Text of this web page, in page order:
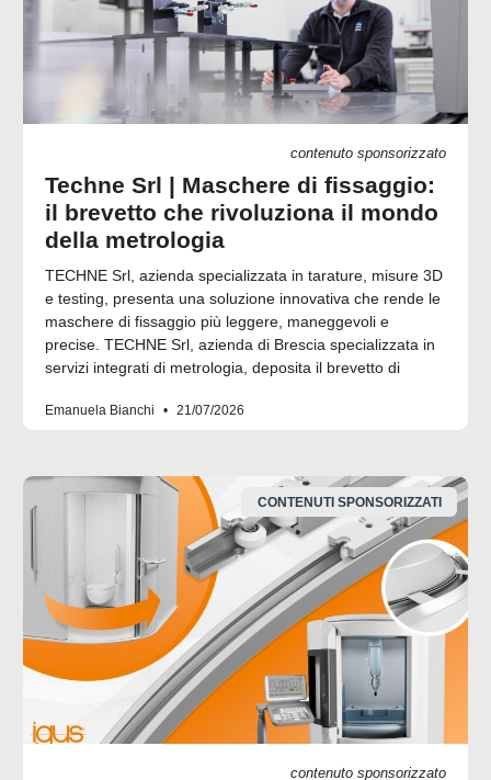
contenuto sponsorizzato
Techne Srl | Maschere di fissaggio:
il brevetto che rivoluziona il mondo
della metrologia
TECHNE Srl, azienda specializzata in tarature, misure 3D
e testing, presenta una soluzione innovativa che rende le
maschere di fissaggio più leggere, maneggevoli e
precise. TECHNE Srl, azienda di Brescia specializzata in
servizi integrati di metrologia, deposita il brevetto di
Emanuela Bianchi 21/07/2026
CONTENUTI SPONSORIZZATI
contenuto sponsorizzato